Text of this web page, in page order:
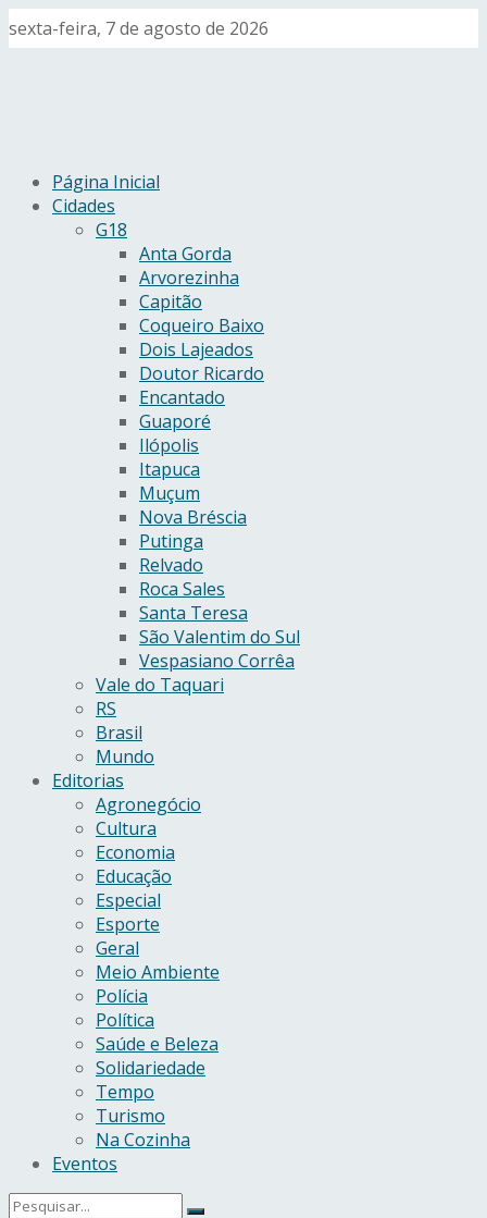
sexta-feira, 7 de agosto de 2026
Página Inicial
Cidades
G18
Anta Gorda
Arvorezinha
Capitão
Coqueiro Baixo
Dois Lajeados
Doutor Ricardo
Encantado
Guaporé
Ilópolis
Itapuca
Muçum
Nova Bréscia
Putinga
Relvado
Roca Sales
Santa Teresa
São Valentim do Sul
Vespasiano Corrêa
Vale do Taquari
RS
Brasil
Mundo
Editorias
Agronegócio
Cultura
Economia
Educação
Especial
Esporte
Geral
Meio Ambiente
Polícia
Política
Saúde e Beleza
Solidariedade
Tempo
Turismo
Na Cozinha
Eventos